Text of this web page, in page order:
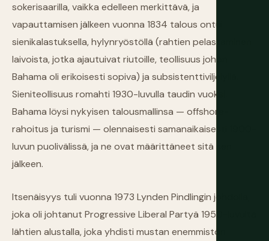
sokerisaarilla, vaikka edelleen merkittävä, ja
vapauttamisen jälkeen vuonna 1834 talous ontui
sienikalastuksella, hylynryöstöllä (rahtien pelastaminen
laivoista, jotka ajautuivat riutoille, teollisuus johon
Bahama oli erikoisesti sopiva) ja subsistenttiviljelyllä.
Sieniteollisuus romahti 1930-luvulla taudin vuoksi.
Bahama löysi nykyisen talousmallinsa — offshore-
rahoitus ja turismi — olennaisesti samanaikaisesti 1900-
luvun puolivälissä, ja ne ovat määrittäneet sitä sen
jälkeen.
Itsenäisyys tuli vuonna 1973 Lynden Pindlingin johdolla,
joka oli johtanut Progressive Liberal Partyä 1950-luvulta
lähtien alustalla, joka yhdisti mustan enemmistön